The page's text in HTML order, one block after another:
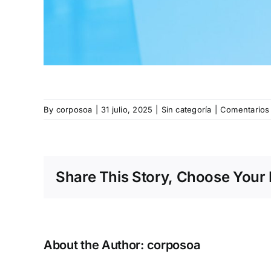
By corposoa 31 julio, 2025 Sin categoría
Share This Story, Choose Your
About the Author: corposoa